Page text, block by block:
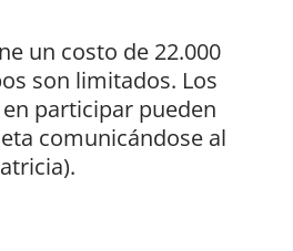
un costo de 22.000
son limitados. Los
participar pueden
comunicándose al